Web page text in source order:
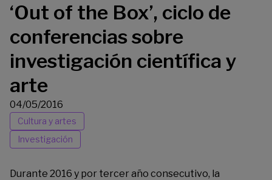
‘Out of the Box’, ciclo de
conferencias sobre
investigación científica y
arte
04/05/2016
Cultura y artes
Investigación
Durante 2016 y por tercer año consecutivo, la